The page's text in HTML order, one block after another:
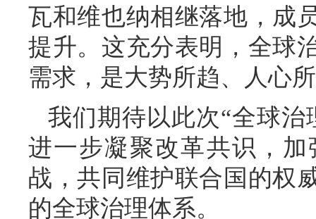
瓦和维也纳相继落地，成
提升。这充分表明，全球
需求，是大势所趋、人心
我们期待以此次“全球
进一步凝聚改革共识，
战，共同维护联合国的权
的全球治理体系。